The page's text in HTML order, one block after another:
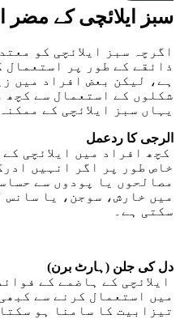
سبز ایلائچی کے مضر
اگرچہ سبز ایلائچی کو
ذائقے کے طور پر استعمال
ہے، لیکن بعض افراد میں
شکلوں کے استعمال سے کچھ
یہاں سبز ایلائچی کے
الرجی کا ردعمل
کچھ افراد میں ایلائچی
خاص طور پر اگر انہیں
مصالحوں یا پودوں سے
میں خارش، سوجن، یا سانس
سکتی ہے۔
دل کی جلن (ہارٹ برن)
ایلائچی کے ہاضمے کے
میں استعمال کرنے سے
تیزابیت کا سامنا ہو سکتا